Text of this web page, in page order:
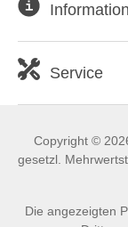
Service
Copyright ©
gesetzl.
Die angezeigten